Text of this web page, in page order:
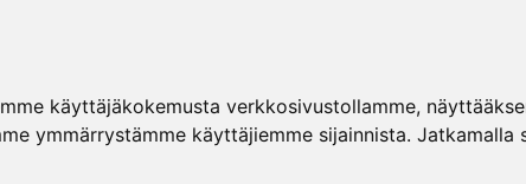
käyttäjäkokemusta verkkosivustollamme,
ymmärrystämme käyttäjiemme sijainnista.